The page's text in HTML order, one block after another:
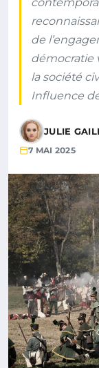
de
démocratie
la société
Influence
JULIE
7 MAI 2025